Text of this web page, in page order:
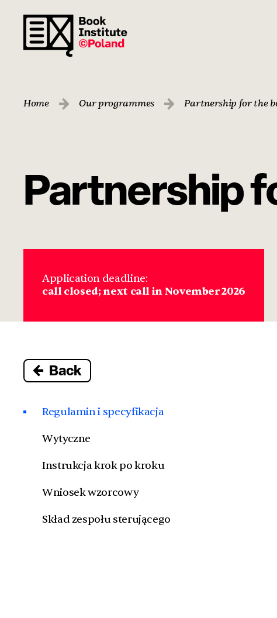
Home Our programmes Partnership for the
Partnership
Application deadline:
call closed; next call in November 2026
Back
Regulamin i specyfikacja
Wytyczne
Instrukcja krok po kroku
Wniosek wzorcowy
Skład zespołu sterującego